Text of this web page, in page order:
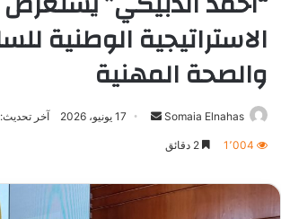
الاستراتيجية الوطنية
والصحة المهنية
Somaia Elnahas
أرسل 17 يونيو، 2026 آخر تحديث: 17 يونيو، 2026
1٬004